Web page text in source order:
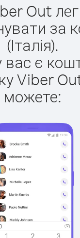
Out
за
(Італія).
вас є
Viber
можете: